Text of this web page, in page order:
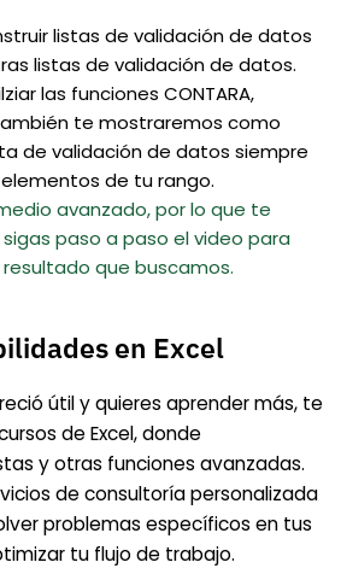
listas de validación de datos
listas de validación de datos.
las funciones CONTARA,
También te mostraremos como
de validación de datos siempre
de tu rango.
avanzado, por lo que te
paso a paso el video para
que buscamos.
en Excel
útil y quieres aprender más, te
de Excel, donde
y otras funciones avanzadas.
de consultoría personalizada
problemas específicos en tus
tu flujo de trabajo.